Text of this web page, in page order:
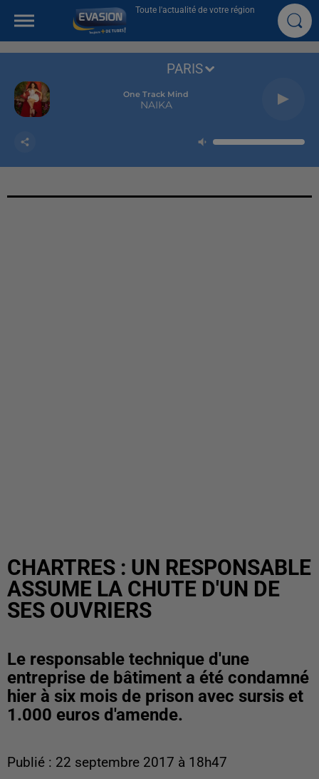
Toute l'actualité de votre région
One Track Mind
NAIKA
PARIS
CHARTRES : UN RESPONSABLE
ASSUME LA CHUTE D'UN DE
SES OUVRIERS
Le responsable technique d'une
entreprise de bâtiment a été condamné
hier à six mois de prison avec sursis et
1.000 euros d'amende.
Publié : 22 septembre 2017 à 18h47